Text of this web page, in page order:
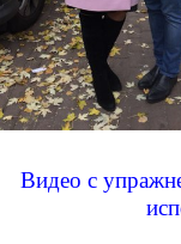
Видео с